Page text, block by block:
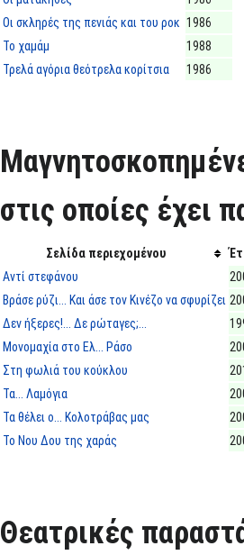
Οι σκληρές της πενιάς και του ροκ 1986
Το χαμάμ
1988
Τρελά αγόρια θεότρελα κορίτσια
1986
στις οποίες έχει
Σελίδα περιεχομένου
Αντί στεφάνου
Βράσε ρύζι... Και άσε τον Κινέζο να σφυρίζει
Δεν ήξερες!... Δε ρώταγες;...
Μονομαχία στο Ελ... Ράσο
Στη φωλιά του κούκλου
Τα... Λαμόγια
Τα θέλει ο... Κολοτράβας μας
Το Νου Δου της χαράς
Θεατρικές